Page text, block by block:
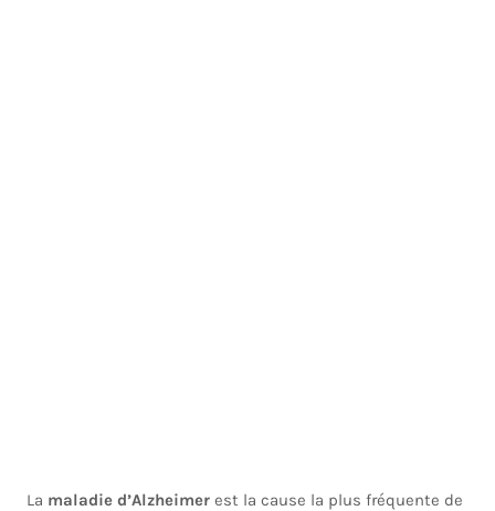
La maladie d’Alzheimer est la cause la plus fréquente de